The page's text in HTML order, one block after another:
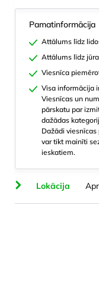
Pamatinformācija
Attālums līdz
Attālums līdz
Viesnīca
Visa informācija
Viesnīcas un
pārskatu par
dažādas
Dažādi
var tikt mainīti
ieskatiem.
Lokācija